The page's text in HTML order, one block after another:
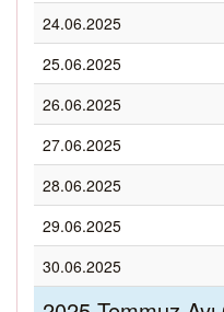
24.06.2025
25.06.2025
26.06.2025
27.06.2025
28.06.2025
29.06.2025
30.06.2025